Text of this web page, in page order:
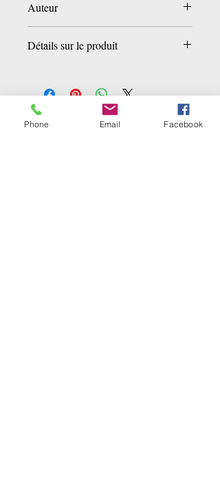
Auteur
Détails sur le produit
Editeur : Armand Colin (20 mars 2013)
Collection : Hors collection
Langue : Français
ISBN-10: 2200286465
Ähnliche Produkte
Phone Email Facebook